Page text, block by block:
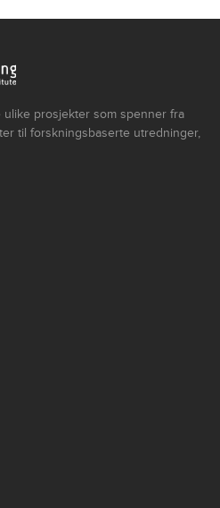
prosjekter som spenner fra
til forskningsbaserte utredninger,